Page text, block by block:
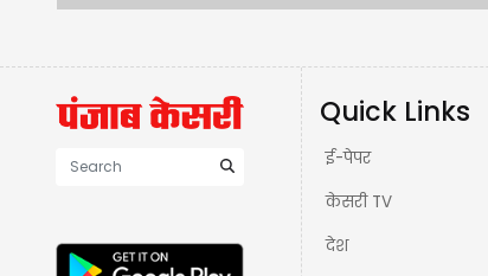
Quick Links
ई-पेपर
केसरी TV
देश